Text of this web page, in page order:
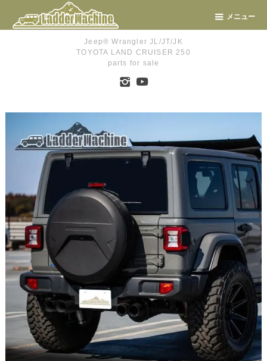
メニュー
Jeep® Wrangler JL/JT/JK
TOYOTA LAND CRUISER 250
parts for sale